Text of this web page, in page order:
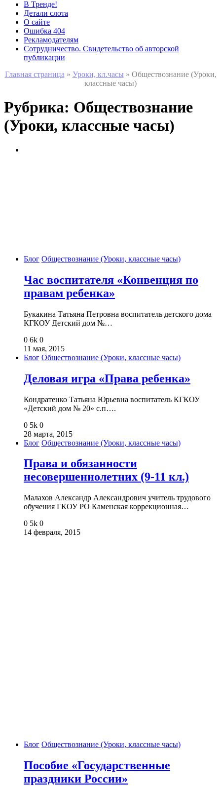
В Тренде!
Детали слота
О сайте
Ошибка 404
Рекламодателям
Сотрудничество. Свидетельство об авторской
публикации
Главная страница » Уроки, кл.часы » Обществознание (Уроки,
классные часы)
Рубрика: Обществознание
(Уроки, классные часы)
Блог Обществознание (Уроки, классные часы)
Час воспитателя «Конвенция по
правам ребенка»
Букакина Татьяна Петровна воспитатель детского дома
КГКОУ Детский дом №…
0 6k 0
11 мая, 2015
Блог Обществознание (Уроки, классные часы)
Деловая игра «Права ребенка»
Кондратенко Татьяна Юрьевна воспитатель КГКОУ
«Детский дом № 20» с.п….
0 5k 0
28 марта, 2015
Блог Обществознание (Уроки, классные часы)
Права и обязанности
несовершеннолетних (9-11 кл.)
Малахов Александр Александрович учитель трудового
обучения ГКОУ РО Каменская коррекционная…
0 5k 0
14 февраля, 2015
Блог Обществознание (Уроки, классные часы)
Пособие «Государственные
праздники России»